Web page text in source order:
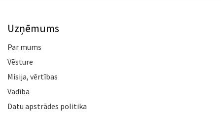
Uzņēmums
Par mums
Vēsture
Misija, vērtības
Vadība
Datu apstrādes politika